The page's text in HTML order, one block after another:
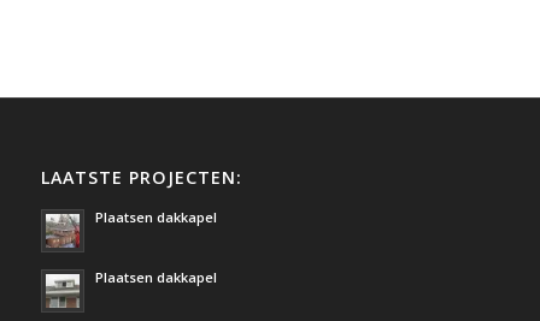
LAATSTE PROJECTEN:
Plaatsen dakkapel
Plaatsen dakkapel